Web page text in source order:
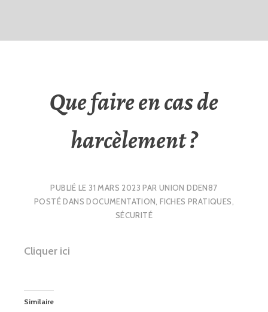
Que faire en cas de
harcèlement ?
PUBLIÉ LE 31 MARS 2023 PAR UNION DDEN87
POSTÉ DANSDOCUMENTATION,FICHES PRATIQUES,
SÉCURITÉ
Cliquer ici
Similaire